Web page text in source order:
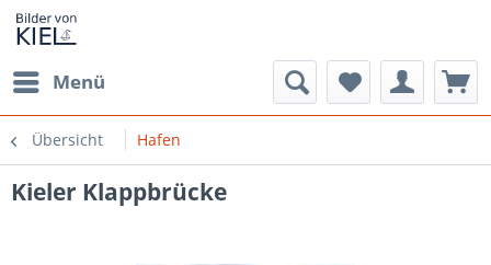
Menü
Übersicht Hafen
Kieler Klappbrücke